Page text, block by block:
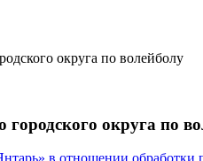
городского округа по